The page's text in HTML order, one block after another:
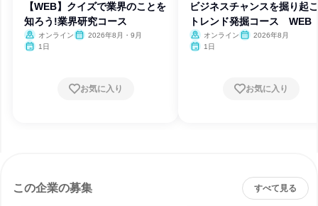
【WEB】クイズで業界のことを
知ろう!業界研究コース
オンライン
2026年8月・9月
1日
お気に入り
ビジネスチャンスを掘り起
トレンド発掘コース WEB
オンライン
2026年8月
1日
お気に入り
この企業の募集 すべて見る